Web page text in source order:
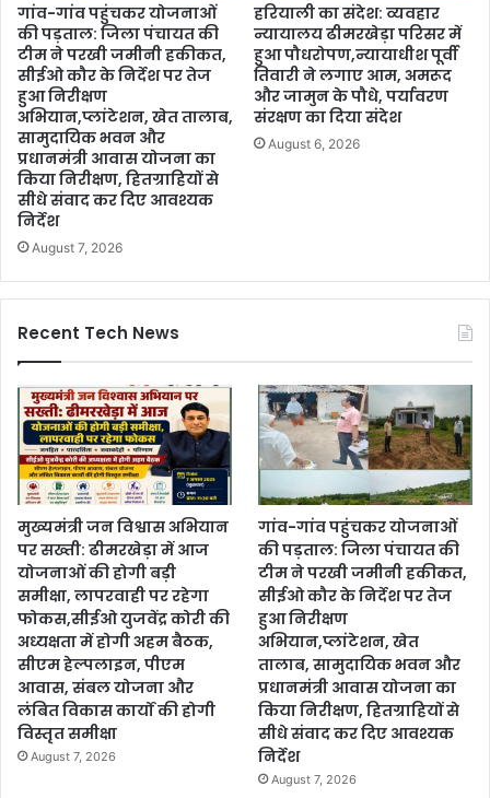
गांव-गांव पहुंचकर योजनाओं
की पड़ताल: जिला पंचायत की
टीम ने परखी जमीनी हकीकत,
सीईओ कौर के निर्देश पर तेज
हुआ निरीक्षण
अभियान,प्लांटेशन, खेत तालाब,
सामुदायिक भवन और
प्रधानमंत्री आवास योजना का
किया निरीक्षण, हितग्राहियों से
सीधे संवाद कर दिए आवश्यक
निर्देश
August 7, 2026
हरियाली का संदेश: व्यवहार
न्यायालय ढीमरखेड़ा परिसर में
हुआ पौधरोपण,न्यायाधीश पूर्वी
तिवारी ने लगाए आम, अमरूद
और जामुन के पौधे, पर्यावरण
संरक्षण का दिया संदेश
August 6, 2026
Recent Tech News
मुख्यमंत्री जन विश्वास अभियान
पर सख्ती: ढीमरखेड़ा में आज
योजनाओं की होगी बड़ी
समीक्षा, लापरवाही पर रहेगा
फोकस,सीईओ युजवेंद्र कोरी की
अध्यक्षता में होगी अहम बैठक,
सीएम हेल्पलाइन, पीएम
आवास, संबल योजना और
लंबित विकास कार्यों की होगी
विस्तृत समीक्षा
August 7, 2026
गांव-गांव पहुंचकर योजनाओं
की पड़ताल: जिला पंचायत की
टीम ने परखी जमीनी हकीकत,
सीईओ कौर के निर्देश पर तेज
हुआ निरीक्षण
अभियान,प्लांटेशन, खेत
तालाब, सामुदायिक भवन और
प्रधानमंत्री आवास योजना का
किया निरीक्षण, हितग्राहियों से
सीधे संवाद कर दिए आवश्यक
निर्देश
August 7, 2026